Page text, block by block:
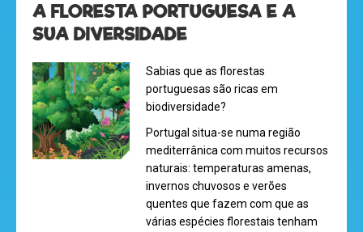
A FLORESTA PORTUGUESA E A
SUA DIVERSIDADE
Sabias que as florestas
portuguesas são ricas em
biodiversidade?
Portugal situa-se numa região
mediterrânica com muitos recursos
naturais: temperaturas amenas,
invernos chuvosos e verões
quentes que fazem com que as
várias espécies florestais tenham